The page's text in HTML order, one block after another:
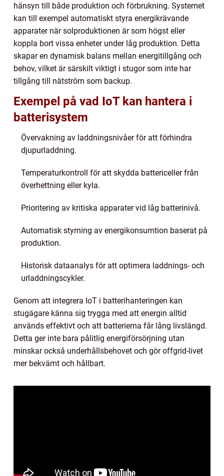
hänsyn till både produktion och förbrukning. Systemet
kan till exempel automatiskt styra energikrävande
apparater när solproduktionen är som högst eller
koppla bort vissa enheter under låg produktion. Detta
skapar en dynamisk balans mellan energitillgång och
behov, vilket är särskilt viktigt i stugor som inte har
tillgång till nätström som backup.
Exempel på vad IoT kan hantera i
batterisystem
Övervakning av laddningsnivåer för att förhindra
djupurladdning.
Temperaturkontroll för att skydda battericeller från
överhettning eller kyla.
Prioritering av kritiska apparater vid låg batterinivå.
Automatisk styrning av energikonsumtion baserat på
produktion.
Historisk dataanalys för att optimera laddnings- och
urladdningscykler.
Genom att integrera IoT i batterihanteringen kan
stugägare känna sig trygga med att energin alltid
används effektivt och att batterierna får lång livslängd.
Detta ger inte bara pålitlig energiförsörjning utan
minskar också underhållsbehovet och gör offgrid-livet
mer bekvämt och hållbart.